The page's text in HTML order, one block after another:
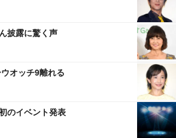
披露に驚く声
オッチ9離れる
のイベント発表